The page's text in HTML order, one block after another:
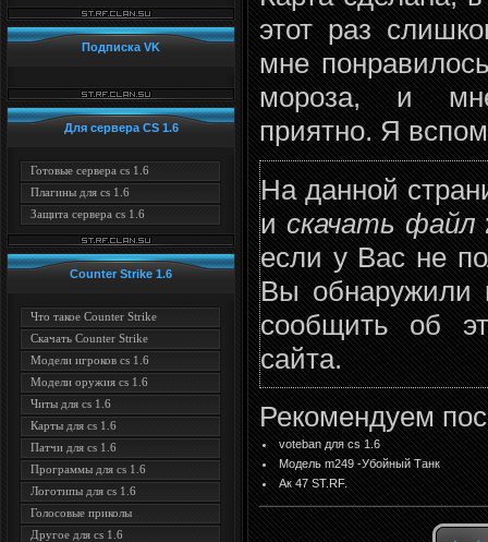
Подписка VK
Для сервера CS 1.6
Готовые сервера cs 1.6
Плагины для cs 1.6
Защита сервера cs 1.6
Counter Strike 1.6
Что такое Counter Strike
Скачать Counter Strike
Модели игроков cs 1.6
Модели оружия cs 1.6
Читы для cs 1.6
Карты для cs 1.6
Патчи для cs 1.6
Программы для cs 1.6
Логотипы для cs 1.6
Голосовые приколы
Другое для cs 1.6
этот раз
мне
мороза, и мне
приятно. Я
На данной
искачать файл
если у Вас не
Вы обнаружили
сообщить об
сайта.
Рекомендуем
voteban для cs 1.6
Модель m249 -Убойный Танк
Ак 47 ST.RF.